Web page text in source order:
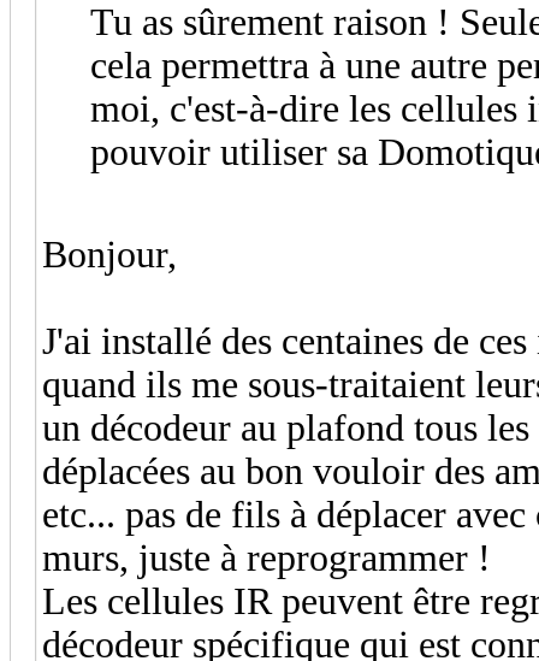
Tu as sûrement raison !
cela permettra à une autre
moi, c'est-à-dire les cellules
pouvoir utiliser sa
Bonjour,
J'ai installé des centaines de
quand ils me sous-traitaient
un décodeur au plafond tous
déplacées au bon vouloir des
etc... pas de fils à déplacer
murs, juste à reprogrammer !
Les cellules IR peuvent être
décodeur spécifique qui est